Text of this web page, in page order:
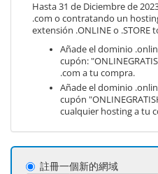
Hasta 31 de Diciembre de
.com o contratando un
extensión .ONLINE o
Añade el dominio
cupón:
.com a tu compra.
Añade el dominio
cupón
cualquier hosting a tu
註冊一個新的網域